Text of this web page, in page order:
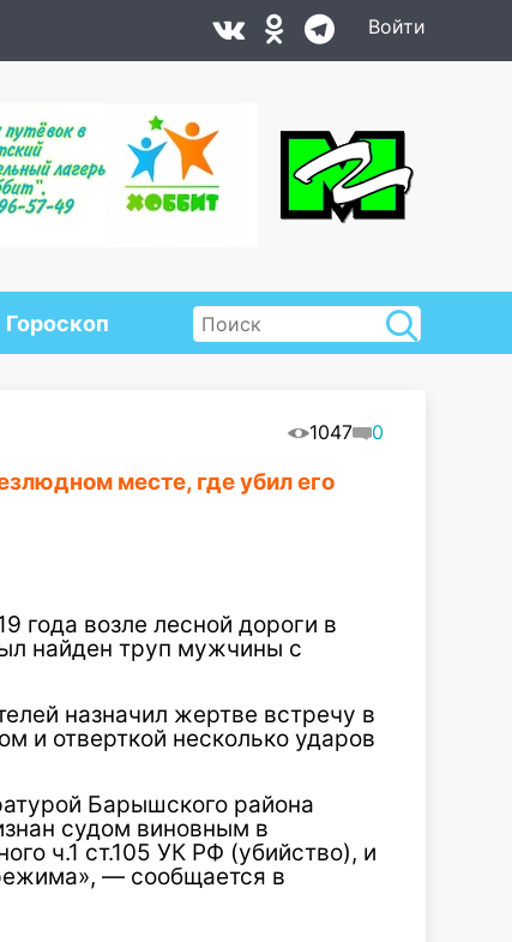
Войти
Гороскоп
1047 0
месте, где убил его
года возле лесной дороги в
найден труп мужчины с
назначил жертве встречу в
и отверткой несколько ударов
Барышского района
судом виновным в
ч.1 ст.105 УК РФ (убийство), и
— сообщается в